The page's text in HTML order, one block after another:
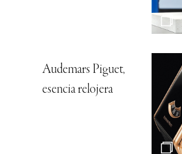
Audemars Piguet,
esencia relojera